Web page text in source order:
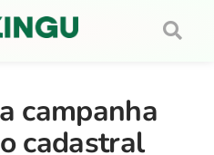
campanha
cadastral